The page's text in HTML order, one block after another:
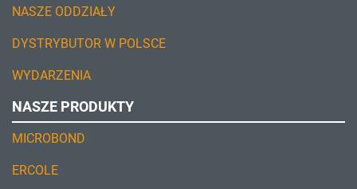
NASZE ODDZIAŁY
DYSTRYBUTOR W POLSCE
WYDARZENIA
NASZE PRODUKTY
MICROBOND
ERCOLE